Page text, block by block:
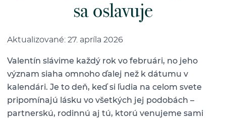
sa oslavuje
Aktualizované: 27. apríla 2026
Valentín slávime každý rok vo februári, no jeho
význam siaha omnoho ďalej než k dátumu v
kalendári. Je to deň, keď si ľudia na celom svete
pripomínajú lásku vo všetkých jej podobách –
partnerskú, rodinnú aj tú, ktorú venujeme sami